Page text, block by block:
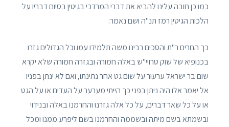
כמו כן חובה עלינו להביא את דברי המרדכי בגיטין בסיום דבריו על
הלכות הגיטין רמז תנ"ה ושם נאמר:
כך החרים ר"ת והסכים רבינו משה תלמידו עמו וכל הגדולים גזרו
בכנופיא של שוק טרויי"ש באלה חמורה ובגזרה חמורה שלא יקרא
שום בר ישראל ערעור על שום גט אחר נתינתו, ואם לא ינתן בפניו
אל יאמר אלו היה ניתן בפני כך הייתי מערער על העדים או על הגט
או על כל שאר דברים, על כל אלה גזרנו והחרמנו באלה ובנידוי
ובשמתא בשם מיתה ובשממה והחרמנו בשם ליפרע ממנו ומכל